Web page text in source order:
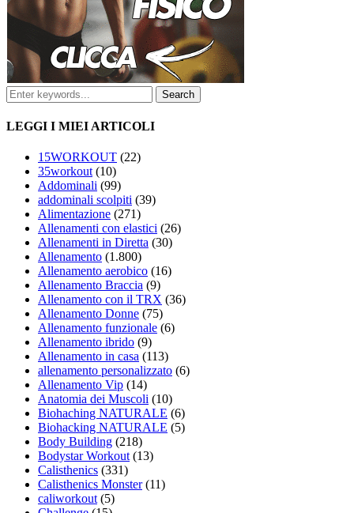
LEGGI I MIEI ARTICOLI
15WORKOUT (22)
35workout (10)
Addominali (99)
addominali scolpiti (39)
Alimentazione (271)
Allenamenti con elastici (26)
Allenamenti in Diretta (30)
Allenamento (1.800)
Allenamento aerobico (16)
Allenamento Braccia (9)
Allenamento con il TRX (36)
Allenamento Donne (75)
Allenamento funzionale (6)
Allenamento ibrido (9)
Allenamento in casa (113)
allenamento personalizzato (6)
Allenamento Vip (14)
Anatomia dei Muscoli (10)
Biohaching NATURALE (6)
Biohacking NATURALE (5)
Body Building (218)
Bodystar Workout (13)
Calisthenics (331)
Calisthenics Monster(11)
caliworkout (5)